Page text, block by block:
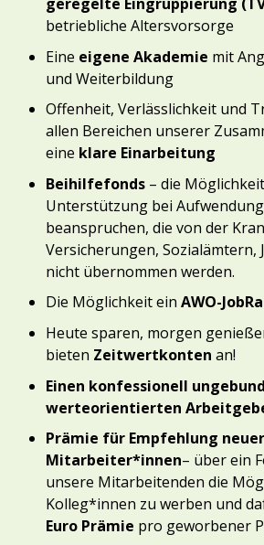
betriebliche Altersvorsorge
Eine eigene Akademie mit
und Weiterbildung
Offenheit, Verlässlichkeit und
allen Bereichen unserer
eine klare Einarbeitung
Beihilfefonds– die
Unterstützung bei
beanspruchen, die von der
Versicherungen, Sozialämtern,
nicht übernommen werden.
Die Möglichkeit ein AWO-
Heute sparen, morgen
bieten Zeitwertkonten an!
Einen konfessionell
werteorientierten
Prämie für Empfehlung neuer
Mitarbeiter*innen– über ein
unsere Mitarbeitenden die
Kolleg*innen zu werben und
Euro Prämie pro geworbener